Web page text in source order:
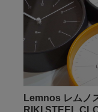
Lemnos レムノ